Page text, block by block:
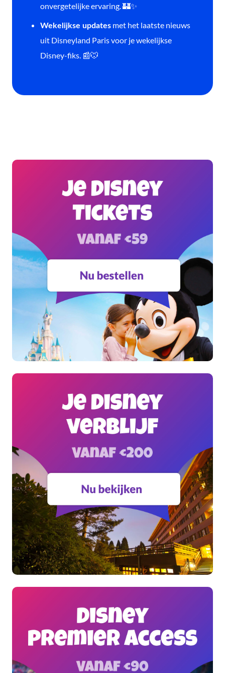
onvergetelijke ervaring. 🏰✨
Wekelijkse updates met het laatste nieuws
uit Disneyland Paris voor je wekelijkse
Disney-fiks. 📰🐭